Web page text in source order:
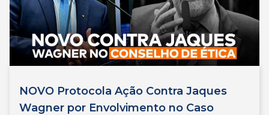
NOVO Protocola Ação Contra Jaques
Wagner por Envolvimento no Caso